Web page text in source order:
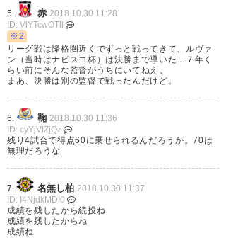
いいですね！ 1年目でルヴァン
決勝までいったから、2年目は3
冠いっちゃうかもな〜笑
#fmarinos
— 🇫🇷よこはまのかもめ🇫🇷
(kamomeyokohama)2018, 10
月 30
5. 赤 2018.10.30 11:28
ID: VlYTcwOTll
※2
リーグ戦は降格圏近くでずっと戦ってきて、ルヴァ
ン（当時はナビスコ杯）は決勝まで導いた…７年く
らい前にそんな監督がうちにいてねえ。
まあ、決勝は別の監督で戦ったんだけど。
6. 鞠 2018.10.30 11:36
ID: cyYjVlZjQz
残り4試合で得点60に乗せられるんだろうか。70は
無理だろうな
7. 名無し柏 2018.10.30 11:37
ID: I4NjdkMDI0
成績を残したから続投ね
成績を残したからね
成績ね